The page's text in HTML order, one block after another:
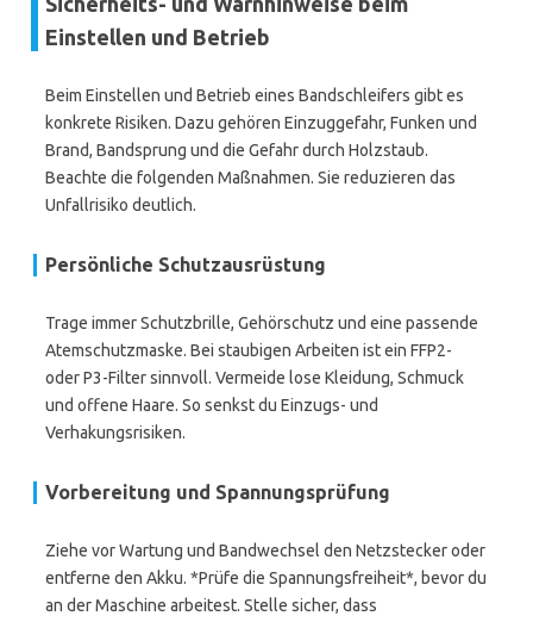
Einstellen und Betrieb
Beim Einstellen und Betrieb eines Bandschleifers gibt es
konkrete Risiken. Dazu gehören Einzuggefahr, Funken und
Brand, Bandsprung und die Gefahr durch Holzstaub.
Beachte die folgenden Maßnahmen. Sie reduzieren das
Unfallrisiko deutlich.
Persönliche Schutzausrüstung
Trage immer Schutzbrille, Gehörschutz und eine passende
Atemschutzmaske. Bei staubigen Arbeiten ist ein FFP2-
oder P3-Filter sinnvoll. Vermeide lose Kleidung, Schmuck
und offene Haare. So senkst du Einzugs- und
Verhakungsrisiken.
Vorbereitung und Spannungsprüfung
Ziehe vor Wartung und Bandwechsel den Netzstecker oder
entferne den Akku. *Prüfe die Spannungsfreiheit*, bevor du
an der Maschine arbeitest. Stelle sicher, dass